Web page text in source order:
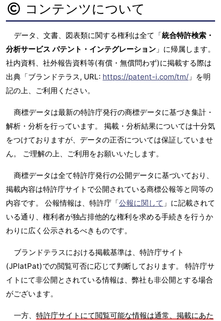
コンテンツについて
データ、文書、図表類に関する権利は全て「統合特許検索・
分析サービス パテント・インテグレーション 」に帰属します。
社内資料、社外報告資料等(有償・無償問わず)に掲載する際は
出典「ブランドテラス, URL: https://patent-i.com/tm/ 」を明
記の上、ご利用ください。
商標データは最新の特許庁発行の商標データに基づき集計・
解析・分析を行っています。 掲載・分析結果については十分気
をつけておりますが、データの正否については保証していませ
ん。 ご理解の上、ご利用をお願いいたします。
商標データは全て特許庁発行の公開データに基づいており、
掲載内容は特許庁サイトで公開されている商標公報等と同等の
内容です。 公報情報は、特許庁「公報に関して 」に記載されて
いる通り、権利者が独占排他的な権利を求める手続きを行うか
わりに広く公示されるべきものです。
ブランドテラスにおける掲載基準は、特許庁サイト
(JPlatPat)での閲覧可否に応じて判断しております。 特許庁サ
イトにて非公開とされている情報は、弊社も非公開とする場合
がございます。
一方、 特許庁サイトにて閲覧可能な情報は通常、掲載にあた